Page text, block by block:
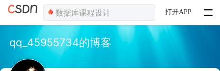
打开APP
qq_45955734的博客